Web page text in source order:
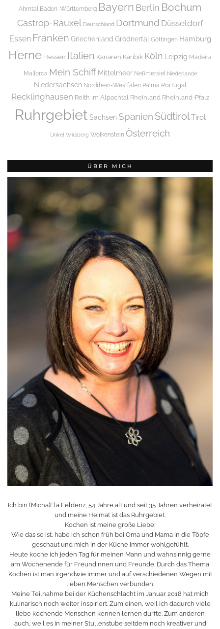
Ahrntal Baden-Württemberg Bayern Berlin Bochum
Castrop-Rauxel Deutschland Dortmund Düsseldorf
Essen Franken Griechenland Grödnertal Göttingen Hamburg
Herne Hessen Italien Kanaren Karibik Köln Leipzig Madeira
Mallorca Mein Schiff Mittelmeer Neßmersiel Niederlande
Niedersachsen Nordrhein-Westfalen Palma Portugal
Recklinghausen Reith im Alpachtal Rheinland Rheinland-Pfalz
Ruhrgebiet Sachsen Spanien SüdtirolTirol
Unkel Wirsberg Wolkenstein Österreich
ÜBER MICH
Ich bin (Micha)Ela Feldenz, 54 Jahre alt und seit 35 Jahren verheiratet
und meine Heimat ist das Ruhrgebiet.
Kochen ist meine große Liebe!
Wie das so ist, habe ich schon früh bei Oma und Mama in die Töpfe
geschaut und mich in der Küche immer wohlgefühlt.
Heute koche ich jeden Tag für meinen Mann und wahnsinnig gerne
am Wochenende für Freundinnen und Freunde. Durch das Thema
Kochen ist man irgendwie immer und auf verschiedenen Wegen mit
lieben Menschen verbunden.
Meine Teilnahme bei der Küchenschlacht im Januar 2018 hat mich
kulinarisch noch weiter inspiriert. Zum einen, weil ich dadurch viele
liebe kochende Menschen kennen lernen durfte. Zum anderen
auch, weil es in meiner Stullenstube seitdem noch kreativer und